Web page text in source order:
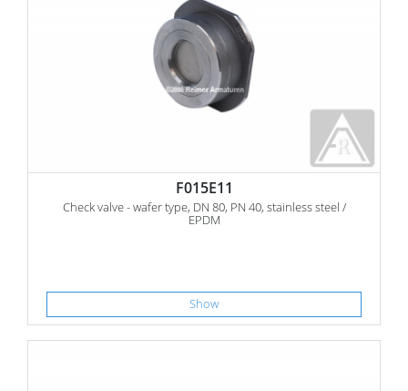
F015E11
Check valve - wafer type, DN 80, PN 40, stainless steel /
EPDM
Show